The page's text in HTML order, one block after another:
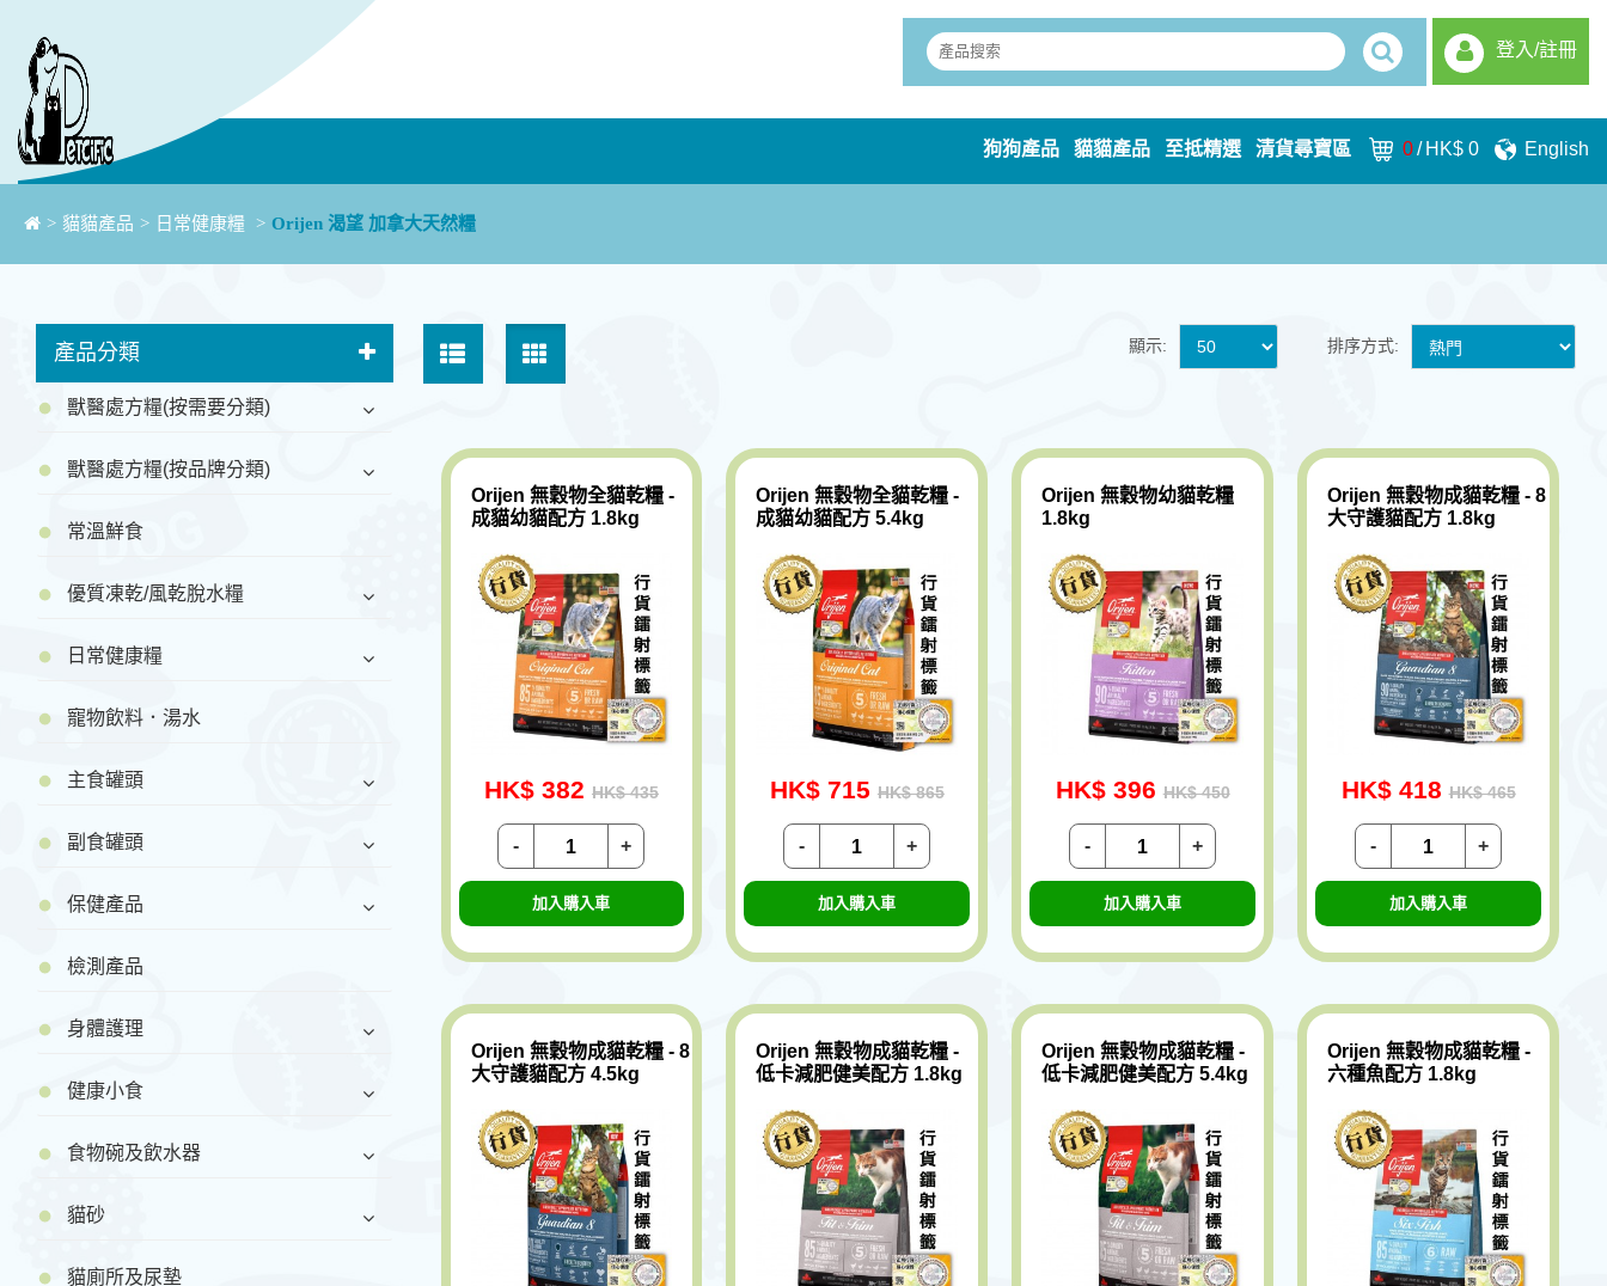
登入/註冊
狗狗產品 貓貓產品 至抵精選 清貨尋寶區 0/ HK$ 0 English
> 貓貓產品 > 日常健康糧 > Orijen 渴望 加拿大天然糧
產品分類
獸醫處方糧(按需要分類)
獸醫處方糧(按品牌分類)
常溫鮮食
優質凍乾/風乾脫水糧
日常健康糧
寵物飲料．湯水
主食罐頭
副食罐頭
保健產品
檢測產品
身體護理
健康小食
食物碗及飲水器
貓砂
貓廁所及尿墊
排序方式:
顯示:
Orijen 無穀物全貓乾糧 -
成貓幼貓配方 1.8kg
HK$ 382 HK$ 435
+
-
加入購入車
Orijen 無穀物全貓乾糧 -
成貓幼貓配方 5.4kg
HK$ 715 HK$ 865
+
-
加入購入車
Orijen 無穀物幼貓乾糧
1.8kg
HK$ 396 HK$ 450
+
-
加入購入車
Orijen 無穀物成貓乾糧 - 8
大守護貓配方 1.8kg
HK$ 418 HK$ 465
+
-
加入購入車
Orijen 無穀物成貓乾糧 - 8
大守護貓配方 4.5kg
Orijen 無穀物成貓乾糧 -
低卡減肥健美配方 1.8kg
Orijen 無穀物成貓乾糧 -
低卡減肥健美配方 5.4kg
Orijen 無穀物成貓乾糧 -
六種魚配方 1.8kg